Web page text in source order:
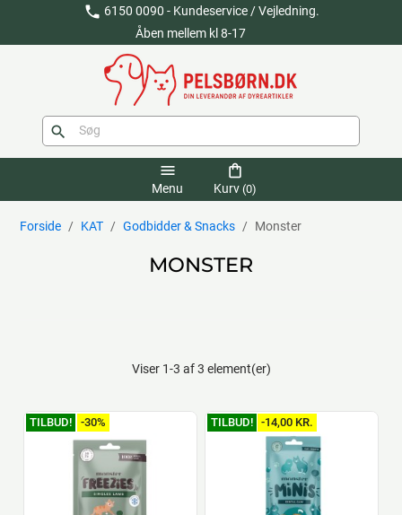
phone 6150 0090 - Kundeservice / Vejledning.
Åben mellem kl 8-17
search
menu
Menu
shopping_bag
Kurv (0)
Forside KAT Godbidder & Snacks Monster
MONSTER
Viser 1-3 af 3 element(er)
TILBUD! -30% TILBUD! -14,00 KR.